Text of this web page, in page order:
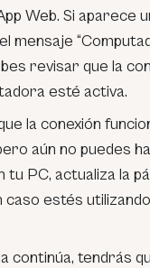
Web. Si aparece
mensaje
revisar que la
esté activa.
la conexión
aún no puedes
tu PC, actualiza la
caso estés
continúa, tendrás